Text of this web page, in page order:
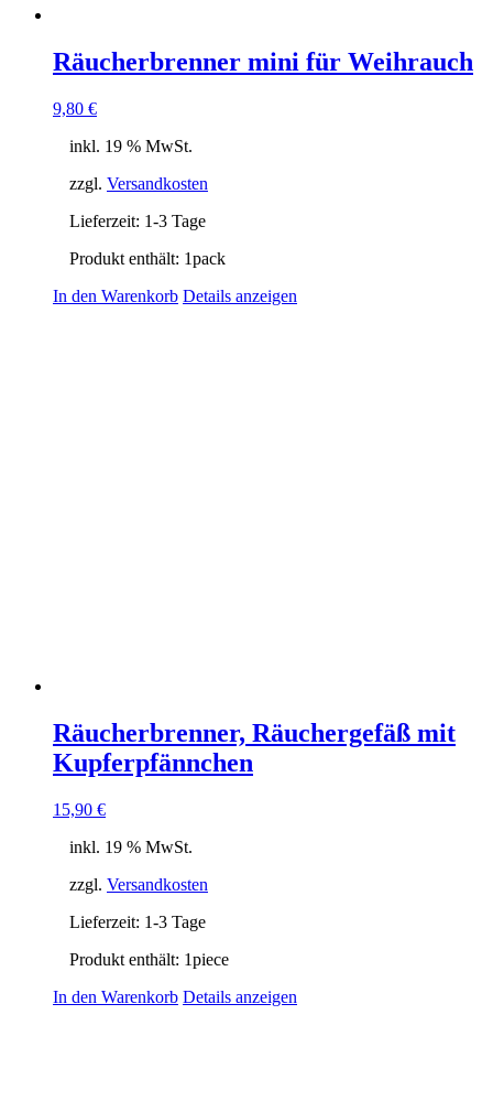
Räucherbrenner mini für Weihrauch
9,80 €
inkl. 19 % MwSt.
zzgl. Versandkosten
Lieferzeit: 1-3 Tage
Produkt enthält: 1pack
In den Warenkorb Details anzeigen
Räucherbrenner, Räuchergefäß mit
Kupferpfännchen
15,90 €
inkl. 19 % MwSt.
zzgl. Versandkosten
Lieferzeit: 1-3 Tage
Produkt enthält: 1piece
In den Warenkorb Details anzeigen